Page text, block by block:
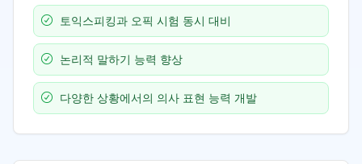
토익스피킹과 오픽 시험 동시 대비
논리적 말하기 능력 향상
다양한 상황에서의 의사 표현 능력 개발